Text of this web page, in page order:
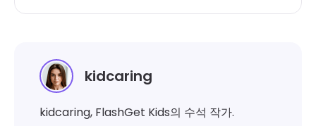
kidcaring
kidcaring, FlashGet Kids의 수석 작가.